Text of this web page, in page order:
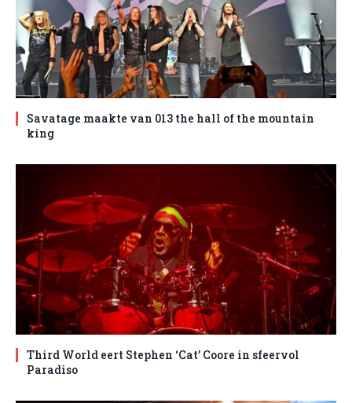
Savatage maakte van 013 the hall of the mountain
king
Third World eert Stephen ‘Cat’ Coore in sfeervol
Paradiso